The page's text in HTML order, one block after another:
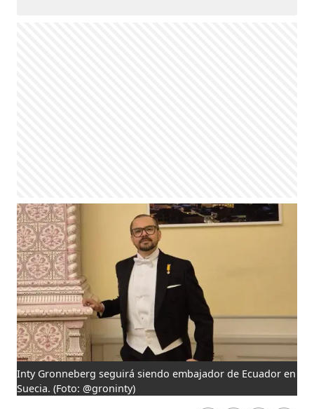
Inty Gronneberg seguirá siendo embajador de Ecuador en
Suecia.(Foto: @groninty)